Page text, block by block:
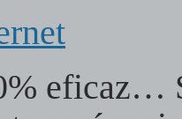
eficaz…